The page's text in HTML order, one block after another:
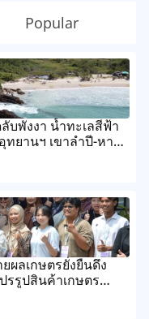
Popular
บพังงา น้ำทะเลสีฟ้า
ยานฯ เขาลำปี-หาด
ผลเกษตรยั่งยืนดึง
รรูปสินค้าเกษตร